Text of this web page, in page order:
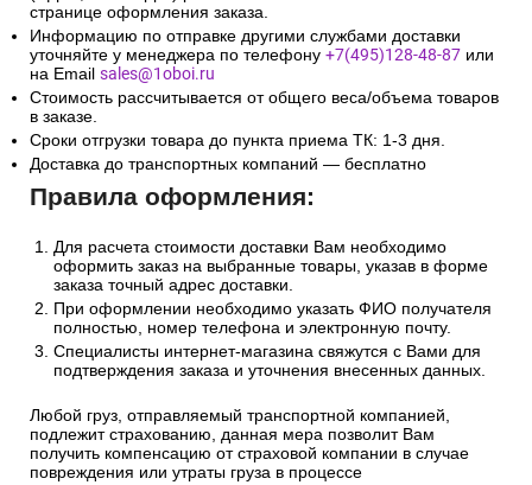
странице оформления заказа.
Информацию по отправке другими службами доставки
уточняйте у менеджера по телефону +7(495)128-48-87 или
на Email sales@1oboi.ru
Стоимость рассчитывается от общего веса/объема товаров
в заказе.
Сроки отгрузки товара до пункта приема ТК: 1-3 дня.
Доставка до транспортных компаний — бесплатно
Правила оформления:
Для расчета стоимости доставки Вам необходимо
оформить заказ на выбранные товары, указав в форме
заказа точный адрес доставки.
При оформлении необходимо указать ФИО получателя
полностью, номер телефона и электронную почту.
Специалисты интернет-магазина свяжутся с Вами для
подтверждения заказа и уточнения внесенных данных.
Любой груз, отправляемый транспортной компанией,
подлежит страхованию, данная мера позволит Вам
получить компенсацию от страховой компании в случае
повреждения или утраты груза в процессе